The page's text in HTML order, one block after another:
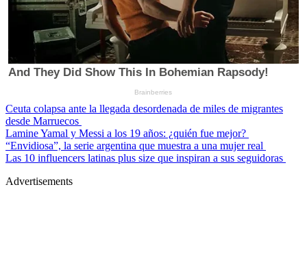
Ceuta colapsa ante la llegada desordenada de miles de migrantes
desde Marruecos
Lamine Yamal y Messi a los 19 años: ¿quién fue mejor?
“Envidiosa”, la serie argentina que muestra a una mujer real
Las 10 influencers latinas plus size que inspiran a sus seguidoras
Advertisements